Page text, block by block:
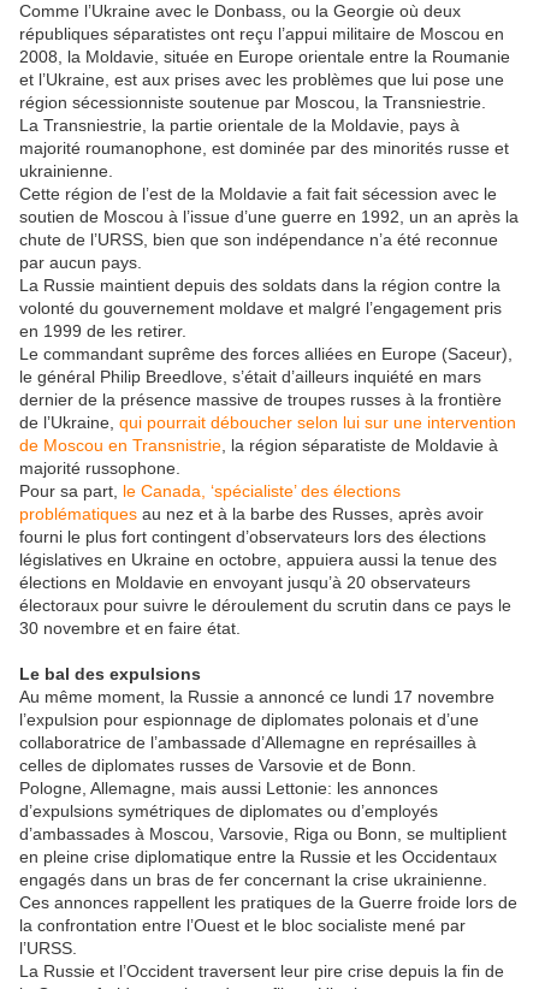
Comme l’Ukraine avec le Donbass, ou la Georgie où deux
républiques séparatistes ont reçu l’appui militaire de Moscou en
2008, la Moldavie, située en Europe orientale entre la Roumanie
et l’Ukraine, est aux prises avec les problèmes que lui pose une
région sécessionniste soutenue par Moscou, la Transniestrie.
La Transniestrie, la partie orientale de la Moldavie, pays à
majorité roumanophone, est dominée par des minorités russe et
ukrainienne.
Cette région de l’est de la Moldavie a fait fait sécession avec le
soutien de Moscou à l’issue d’une guerre en 1992, un an après la
chute de l’URSS, bien que son indépendance n’a été reconnue
par aucun pays.
La Russie maintient depuis des soldats dans la région contre la
volonté du gouvernement moldave et malgré l’engagement pris
en 1999 de les retirer.
Le commandant suprême des forces alliées en Europe (Saceur),
le général Philip Breedlove, s’était d’ailleurs inquiété en mars
dernier de la présence massive de troupes russes à la frontière
de l’Ukraine, qui pourrait déboucher selon lui sur une intervention
de Moscou en Transnistrie , la région séparatiste de Moldavie à
majorité russophone.
Pour sa part, le Canada, ‘spécialiste’ des élections
problématiques au nez et à la barbe des Russes, après avoir
fourni le plus fort contingent d’observateurs lors des élections
législatives en Ukraine en octobre, appuiera aussi la tenue des
élections en Moldavie en envoyant jusqu’à 20 observateurs
électoraux pour suivre le déroulement du scrutin dans ce pays le
30 novembre et en faire état.
Le bal des expulsions
Au même moment, la Russie a annoncé ce lundi 17 novembre
l’expulsion pour espionnage de diplomates polonais et d’une
collaboratrice de l’ambassade d’Allemagne en représailles à
celles de diplomates russes de Varsovie et de Bonn.
Pologne, Allemagne, mais aussi Lettonie: les annonces
d’expulsions symétriques de diplomates ou d’employés
d’ambassades à Moscou, Varsovie, Riga ou Bonn, se multiplient
en pleine crise diplomatique entre la Russie et les Occidentaux
engagés dans un bras de fer concernant la crise ukrainienne.
Ces annonces rappellent les pratiques de la Guerre froide lors de
la confrontation entre l’Ouest et le bloc socialiste mené par
l’URSS.
La Russie et l’Occident traversent leur pire crise depuis la fin de